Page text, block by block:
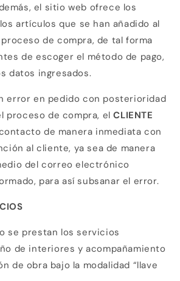
el sitio web ofrece los
artículos que se han añadido al
de compra, de tal forma
de escoger el método de pago,
datos ingresados.
error en pedido con posterioridad
proceso de compra, elCLIENTE
de manera inmediata con
al cliente, ya sea de manera
del correo electrónico
para así subsanar el error.
se prestan los servicios
de interiores y acompañamiento
de obra bajo la modalidad “llave